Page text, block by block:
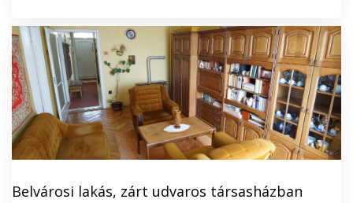
Belvárosi lakás, zárt udvaros társasházban